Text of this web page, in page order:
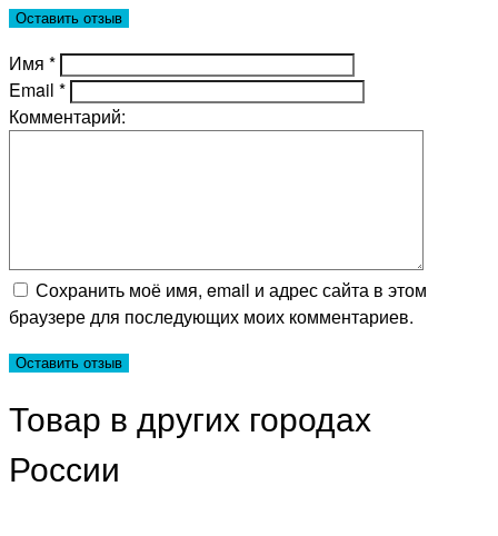
Имя *
Email *
Комментарий:
Сохранить моё имя, email и адрес сайта в этом
браузере для последующих моих комментариев.
Товар в других городах
России